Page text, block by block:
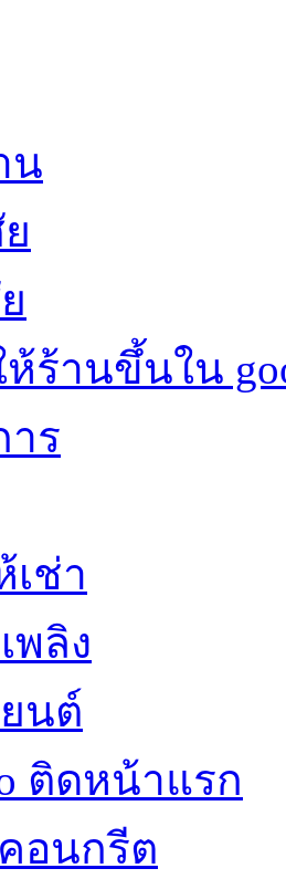
น
ห้ร้านขึ้นใน
ร
เช่า
พลิง
นต์
ติดหน้าแรก
อนกรีต